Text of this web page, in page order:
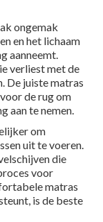
ongemak
en het lichaam
aanneemt.
verliest met de
De juiste matras
de rug om
aan te nemen.
om
uit te voeren.
die
voor
matras
is de beste